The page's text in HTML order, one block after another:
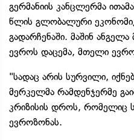
გერმანიის კანცლერმა
წლის გლობალური
გადარჩენაში. მაშინ
ევროს დაცემა, მთელი
"სადაც არის სურვილი,
მერკელმა რამდენჯერმე
კრიზისის დროს, რომელიც
ევროზონას.